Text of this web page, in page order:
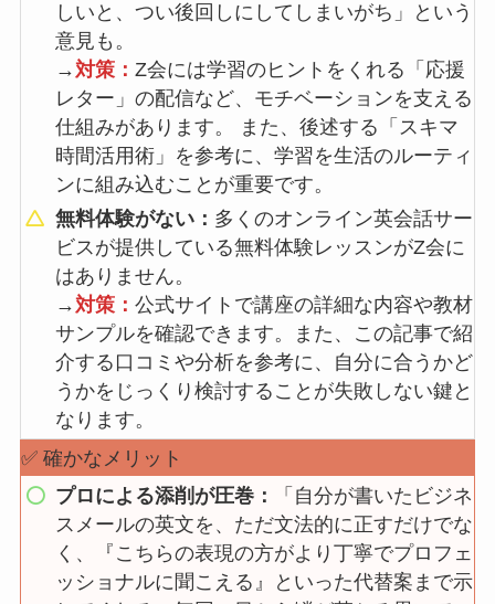
しいと、つい後回しにしてしまいがち」という
意見も。
→対策：Z会には学習のヒントをくれる「応援
レター」の配信など、モチベーションを支える
仕組みがあります。 また、後述する「スキマ
時間活用術」を参考に、学習を生活のルーティ
ンに組み込むことが重要です。
無料体験がない： 多くのオンライン英会話サー
ビスが提供している無料体験レッスンがZ会に
はありません。
→対策：公式サイトで講座の詳細な内容や教材
サンプルを確認できます。また、この記事で紹
介する口コミや分析を参考に、自分に合うかど
うかをじっくり検討することが失敗しない鍵と
なります。
✅ 確かなメリット
プロによる添削が圧巻：
「自分が書いたビジネ
スメールの英文を、ただ文法的に正すだけでな
く、『こちらの表現の方がより丁寧でプロフェ
ッショナルに聞こえる』といった代替案まで示